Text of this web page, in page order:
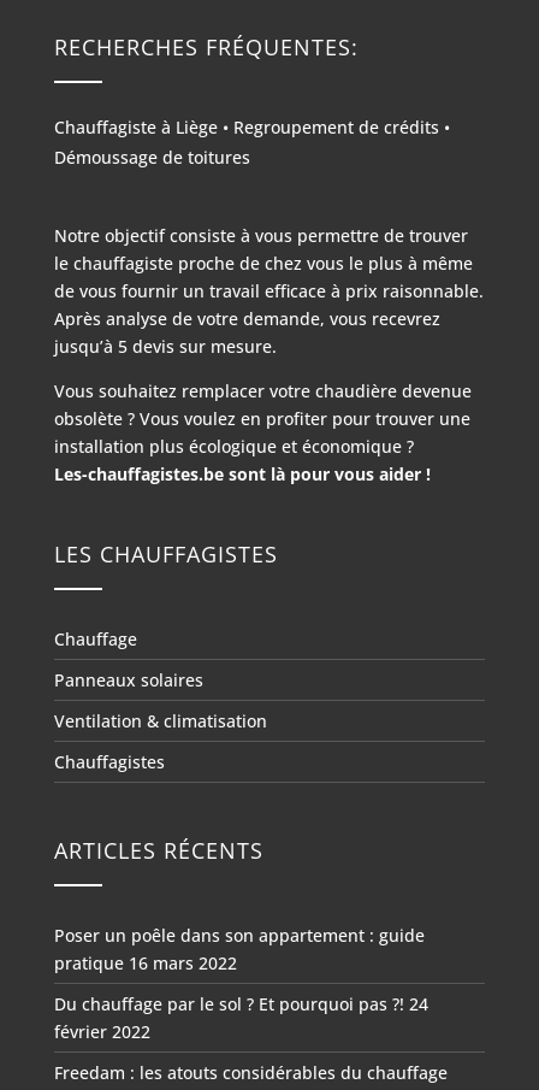
RECHERCHES FRÉQUENTES:
Chauffagiste à Liège• Regroupement de crédits •
Démoussage de toitures
Notre objectif consiste à vous permettre de trouver
le chauffagiste proche de chez vous le plus à même
de vous fournir un travail efficace à prix raisonnable.
Après analyse de votre demande, vous recevrez
jusqu’à 5 devis sur mesure.
Vous souhaitez remplacer votre chaudière devenue
obsolète ? Vous voulez en profiter pour trouver une
installation plus écologique et économique ?
Les-chauffagistes.be sont là pour vous aider !
LES CHAUFFAGISTES
Chauffage
Panneaux solaires
Ventilation & climatisation
Chauffagistes
ARTICLES RÉCENTS
Poser un poêle dans son appartement : guide
pratique 16 mars 2022
Du chauffage par le sol ? Et pourquoi pas ?! 24
février 2022
Freedam : les atouts considérables du chauffage